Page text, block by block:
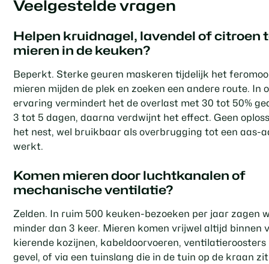
Veelgestelde vragen
Helpen kruidnagel, lavendel of citroen
mieren in de keuken?
Beperkt. Sterke geuren maskeren tijdelijk het
mieren mijden de plek en zoeken een andere route. In
ervaring vermindert het de overlast met 30 tot 50%
3 tot 5 dagen, daarna verdwijnt het effect. Geen
het nest, wel bruikbaar als overbrugging tot een aas-
werkt.
Komen mieren door luchtkanalen of
mechanische ventilatie?
Zelden. In ruim 500 keuken-bezoeken per jaar zagen
minder dan 3 keer. Mieren komen vrijwel altijd binnen
kierende kozijnen, kabeldoorvoeren, ventilatieroosters
gevel, of via een tuinslang die in de tuin op de kraan